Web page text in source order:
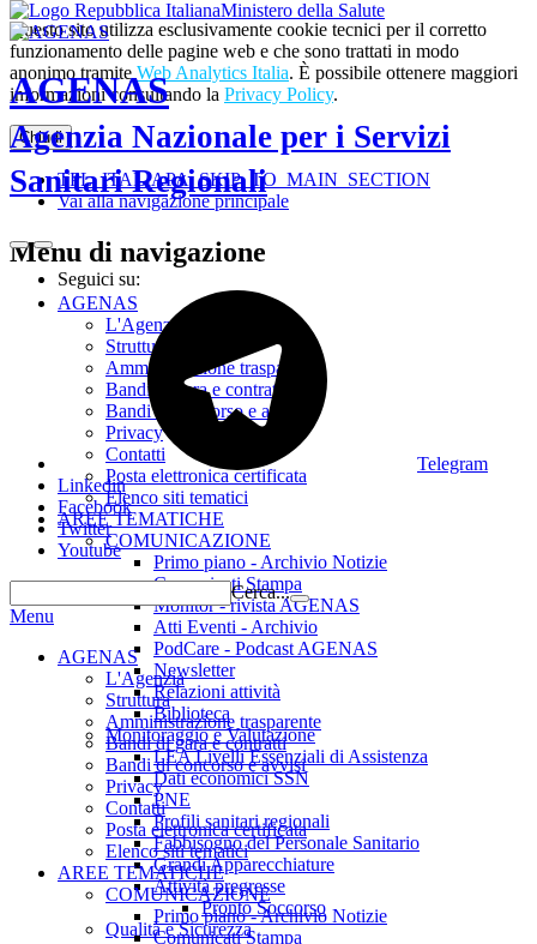
Questo sito utilizza esclusivamente cookie tecnici per il corretto
funzionamento delle pagine web e che sono trattati in modo
anonimo tramite Web Analytics Italia. È possibile ottenere maggiori
informazioni consultando la Privacy Policy.
Chiudi
TPL_ITALIAPA_SKIP_TO_MAIN_SECTION
Vai alla navigazione principale
Ministero della Salute
AGENAS
Agenzia Nazionale per i Servizi
Sanitari Regionali
Seguici su:
Telegram
Linkedin
Facebook
Twitter
Youtube
Cerca...
Menu
AGENAS
L'Agenzia
Struttura
Amministrazione trasparente
Bandi di gara e contratti
Bandi di concorso e avvisi
Privacy
Contatti
Posta elettronica certificata
Elenco siti tematici
AREE TEMATICHE
COMUNICAZIONE
Primo piano - Archivio Notizie
Comunicati Stampa
Menu di navigazione
AGENAS
L'Agenzia
Struttura
Amministrazione trasparente
Bandi di gara e contratti
Bandi di concorso e avvisi
Privacy
Contatti
Posta elettronica certificata
Elenco siti tematici
AREE TEMATICHE
COMUNICAZIONE
Primo piano - Archivio Notizie
Comunicati Stampa
Monitor - rivista AGENAS
Atti Eventi - Archivio
PodCare - Podcast AGENAS
Newsletter
Relazioni attività
Biblioteca
Monitoraggio e Valutazione
LEA Livelli Essenziali di Assistenza
Dati economici SSN
PNE
Profili sanitari regionali
Fabbisogno del Personale Sanitario
Grandi Apparecchiature
Attività pregresse
Pronto Soccorso
Qualità e Sicurezza